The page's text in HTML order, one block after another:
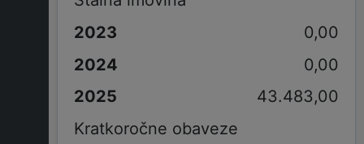
0,00
0,00
43.483,00
Kratkoročne obaveze